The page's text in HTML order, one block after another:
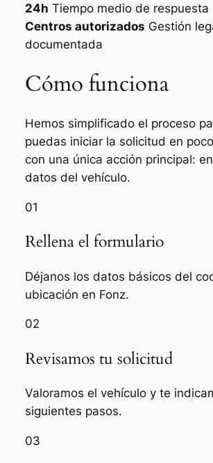
24h Tiempo medio de respuesta
Centros autorizados Gestión
documentada
Cómo funciona
Hemos simplificado el proceso
puedas iniciar la solicitud en
con una única acción principal:
datos del vehículo.
01
Rellena el formulario
Déjanos los datos básicos del
ubicación en Fonz.
02
Revisamos tu solicitud
Valoramos el vehículo y te
siguientes pasos.
03